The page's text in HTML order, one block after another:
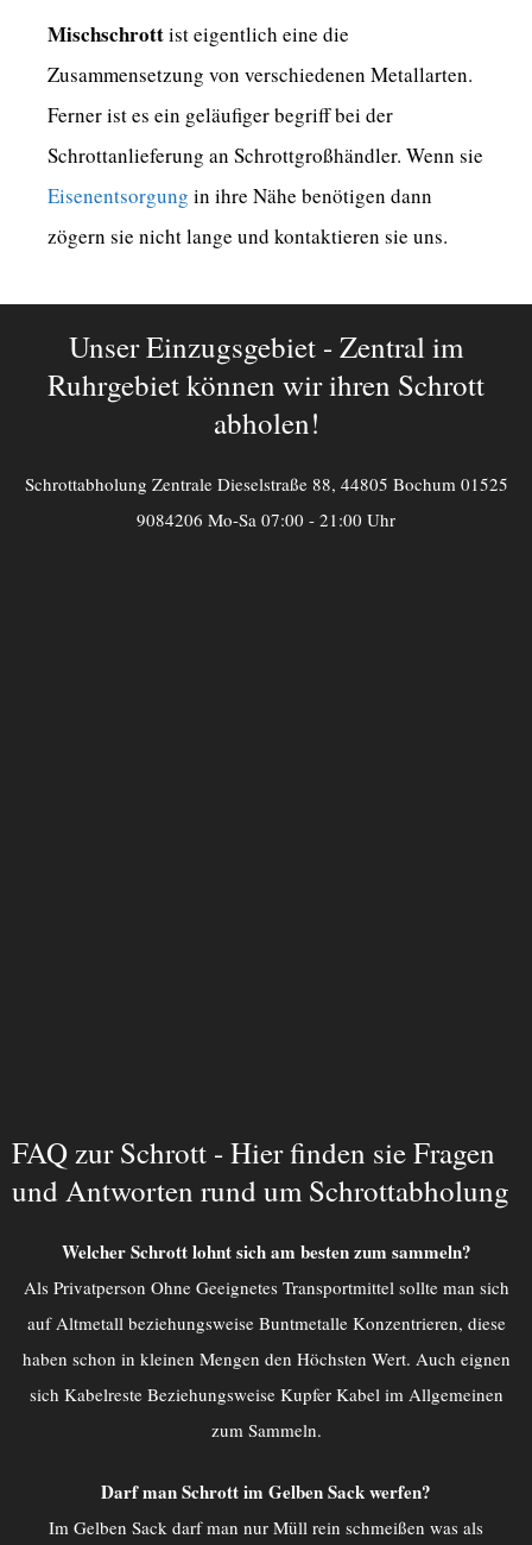
Mischschrottist eigentlich eine die
Zusammensetzung von verschiedenen Metallarten.
Ferner ist es ein geläufiger begriff bei der
Schrottanlieferung an Schrottgroßhändler. Wenn sie
Eisenentsorgung in ihre Nähe benötigen dann
zögern sie nicht lange und kontaktieren sie uns.
Unser Einzugsgebiet - Zentral im
Ruhrgebiet können wir ihren Schrott
abholen!
Schrottabholung Zentrale Dieselstraße 88, 44805 Bochum 01525
9084206 Mo-Sa 07:00 - 21:00 Uhr
FAQ zur Schrott - Hier finden sie Fragen
und Antworten rund um Schrottabholung
Welcher Schrott lohnt sich am besten zum sammeln?
Als Privatperson Ohne Geeignetes Transportmittel sollte man sich
auf Altmetall beziehungsweise Buntmetalle Konzentrieren, diese
haben schon in kleinen Mengen den Höchsten Wert. Auch eignen
sich Kabelreste Beziehungsweise Kupfer Kabel im Allgemeinen
zum Sammeln.
Darf man Schrott im Gelben Sack werfen?
Im Gelben Sack darf man nur Müll rein schmeißen was als